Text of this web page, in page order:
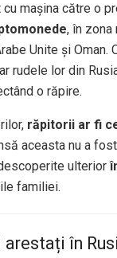
cu mașina către o
, în zona
Unite și Oman.
rudele lor din
o răpire.
răpitorii ar fi
aceasta nu a
ulterior
familiei.
în